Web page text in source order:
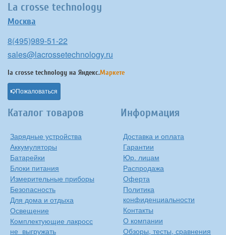
La crosse technology
Москва
8(495)989-51-22
sales@lacrossetechnology.ru
la crosse technology на Яндекс.Маркете
Пожаловаться
Каталог товаров
Зарядные устройства
Аккумуляторы
Батарейки
Блоки питания
Измерительные приборы
Безопасность
Для дома и отдыха
Освещение
Комплектующие лакросс
не_выгружать
Информация
Доставка и оплата
Гарантии
Юр. лицам
Распродажа
Оферта
Политика
конфиденциальности
Контакты
О компании
Обзоры, тесты, сравнения